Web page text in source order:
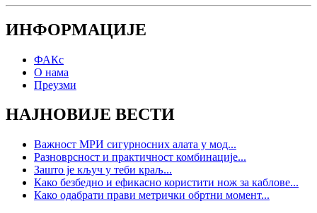
ИНФОРМАЦИЈЕ
ФАКс
О нама
Преузми
НАЈНОВИЈЕ ВЕСТИ
Важност МРИ сигурносних алата у мод...
Разноврсност и практичност комбинације...
Зашто је кључ у теби краљ...
Како безбедно и ефикасно користити нож за каблове...
Како одабрати прави метрички обртни момент...